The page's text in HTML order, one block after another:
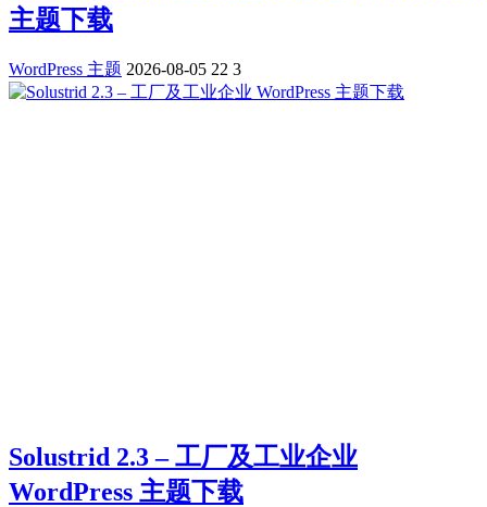
主题下载
WordPress 主题 2026-08-05 22 3
Solustrid 2.3 – 工厂及工业企业
WordPress 主题下载